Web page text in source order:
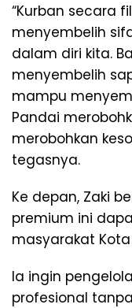
“Kurban secara
menyembelih
dalam diri kita.
menyembelih
mampu
Pandai
merobohkan
tegasnya.
Ke depan, Zaki
premium ini
masyarakat Kota
Ia ingin
profesional